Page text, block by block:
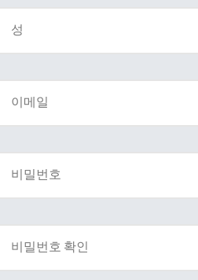
성
이메일
비밀번호
비밀번호 확인